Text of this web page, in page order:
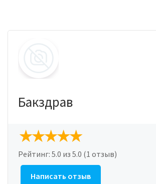
Бакздрав
Рейтинг: 5.0 из 5.0 (1 отзыв)
Написать отзыв